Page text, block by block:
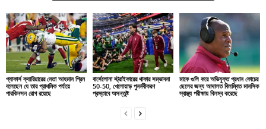
প্যাকার্স ক্যারিয়ারের নেতা আহমান গ্রিন
বলেছেন যে তার প্রাথমিক পর্যায়ে
পারকিনসন রোগ রয়েছে
বার্সেলোনা স্ট্রাইকারের থাকার সম্ভাবনা
50-50, খেলোয়াড় পুনর্নবীকরণ
প্রস্তাবে অসন্তুষ্ট
মাকে গুলি করে অভিযুক্ত প্রধান কোচের
ছেলের জন্য আদালত বিলম্বিত মানসিক
স্বাস্থ্য পরীক্ষায় বিলম্ব করেছে